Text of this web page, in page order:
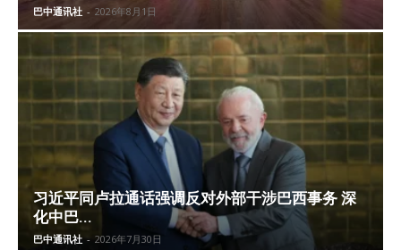
巴中通讯社 - 2026年8月1日
习近平同卢拉通话强调反对外部干涉巴西事务 深
化中巴...
巴中通讯社 - 2026年7月30日